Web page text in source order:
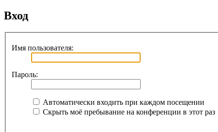
Вход
Имя пользователя:
Пароль:
Автоматически входить при каждом посещении
Скрыть моё пребывание на конференции в этот раз